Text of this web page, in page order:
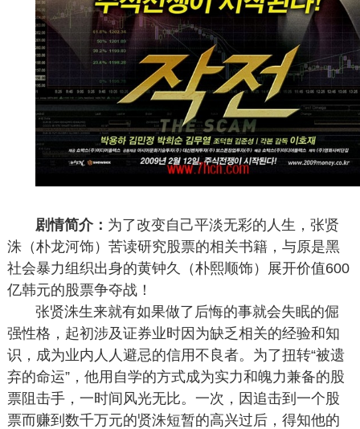
剧情简介： 为了改变自己平淡无彩的人生，张贤
洙（朴龙河饰）苦读研究股票的相关书籍，与原是黑
社会暴力组织出身的黄钟久（朴熙顺饰）展开价值600
亿韩元的股票争夺战！
张贤洙生来就有如果做了后悔的事就会失眠的倔
强性格，起初涉及证券业时因为缺乏相关的经验和知
识，成为业内人人避忌的信用不良者。为了扭转“被遗
弃的命运”，他用自学的方式成为实力和魄力兼备的股
票阻击手，一时间风光无比。一次，因追击到一个股
票而赚到数千万元的贤洙短暂的高兴过后，得知他的